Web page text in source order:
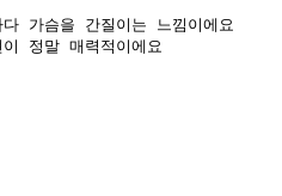
가슴을 간질이는 느낌이에요
정말 매력적이에요